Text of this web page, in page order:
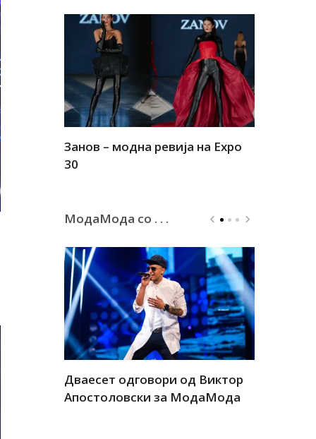
Занов – модна ревија на Expo
30
МодаМода со . . .
Дваесет одговори од Виктор
Апостоловски за МодаМода